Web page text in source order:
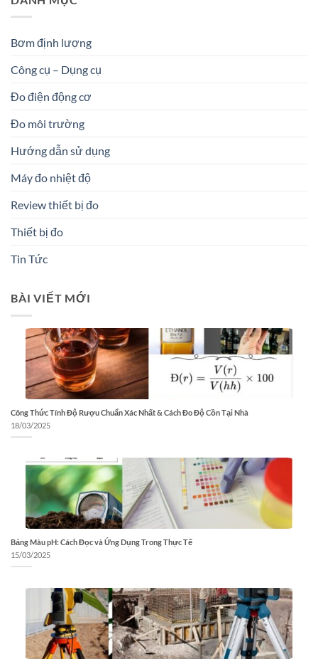
Bơm định lượng
Công cụ – Dụng cụ
Đo điện động cơ
Đo môi trường
Hướng dẫn sử dụng
Máy đo nhiệt độ
Review thiết bị đo
Thiết bị đo
Tin Tức
BÀI VIẾT MỚI
Công Thức Tính Độ Rượu Chuẩn Xác Nhất & Cách Đo Độ Cồn Tại Nhà
18/03/2025
Bảng Màu pH: Cách Đọc và Ứng Dụng Trong Thực Tế
15/03/2025